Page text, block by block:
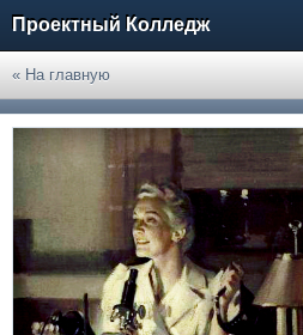
Проектный Колледж
« На главную